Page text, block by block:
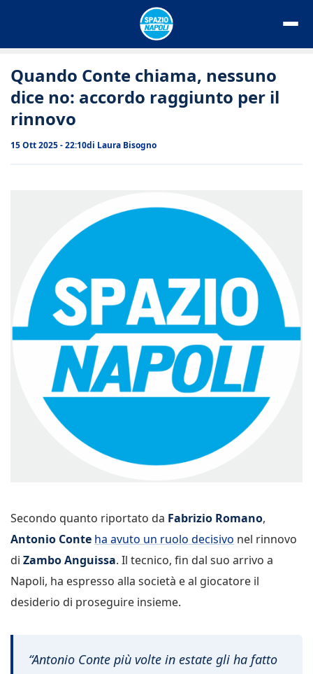
Quando Conte chiama, nessuno
dice no: accordo raggiunto per il
rinnovo
15 Ott 2025 - 22:10di Laura Bisogno
Secondo quanto riportato da Fabrizio Romano,
Antonio Conte ha avuto un ruolo decisivo nel rinnovo
di Zambo Anguissa. Il tecnico, fin dal suo arrivo a
Napoli, ha espresso alla società e al giocatore il
desiderio di proseguire insieme.
“Antonio Conte più volte in estate gli ha fatto